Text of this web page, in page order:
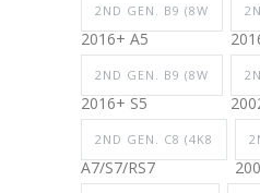
2ND GEN. B9 (8W
2016+ A5
2ND GEN. B9 (8W
2016+ S5
2ND GEN. C8 (4K8
A7/S7/RS7